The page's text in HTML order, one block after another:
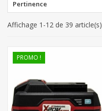
Pertinence
Affichage 1-12 de 39 article(s)
PROMO !